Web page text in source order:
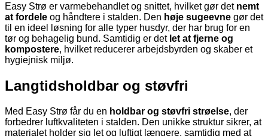
Easy Strø er varmebehandlet og snittet, hvilket gør det nemt
at fordele og håndtere i stalden. Den høje sugeevne gør det
til en ideel løsning for alle typer husdyr, der har brug for en
tør og behagelig bund. Samtidig er det let at fjerne og
kompostere, hvilket reducerer arbejdsbyrden og skaber et
hygiejnisk miljø.
Langtidsholdbar og støvfri
Med Easy Strø får du en holdbar og støvfri strøelse, der
forbedrer luftkvaliteten i stalden. Den unikke struktur sikrer, at
materialet holder sig let og luftigt længere, samtidig med at